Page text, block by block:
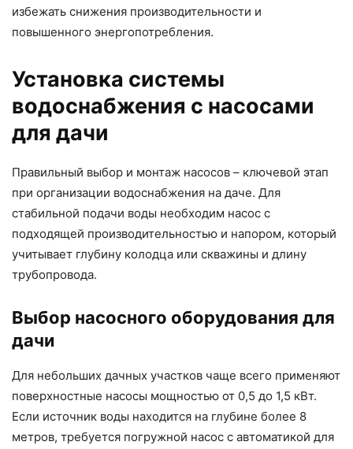
избежать снижения производительности и
повышенного энергопотребления.
Установка системы
водоснабжения с насосами
для дачи
Правильный выбор и монтаж насосов – ключевой этап
при организации водоснабжения на даче. Для
стабильной подачи воды необходим насос с
подходящей производительностью и напором, который
учитывает глубину колодца или скважины и длину
трубопровода.
Выбор насосного оборудования для
дачи
Для небольших дачных участков чаще всего применяют
поверхностные насосы мощностью от 0,5 до 1,5 кВт.
Если источник воды находится на глубине более 8
метров, требуется погружной насос с автоматикой для